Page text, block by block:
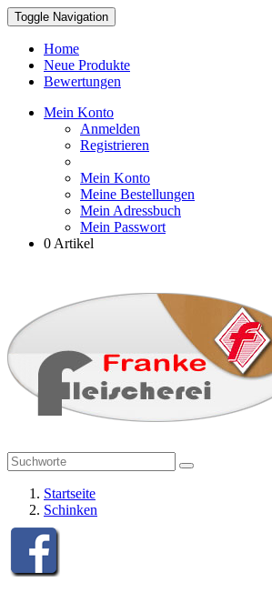
Toggle Navigation
Home
Neue Produkte
Bewertungen
Mein Konto
Anmelden
Registrieren
Mein Konto
Meine Bestellungen
Mein Adressbuch
Mein Passwort
0 Artikel
Startseite
Schinken